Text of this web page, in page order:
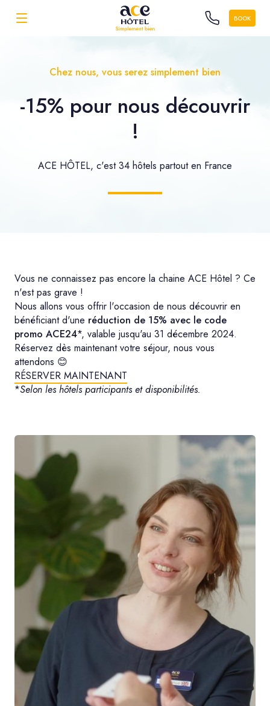
BOOK
Chez nous, vous serez simplement bien
-15% pour nous découvrir
!
ACE HÔTEL, c'est 34 hôtels partout en France
Vous ne connaissez pas encore la chaine ACE Hôtel ? Ce
n'est pas grave !
Nous allons vous offrir l'occasion de nous découvrir en
bénéficiant d'une réduction de 15% avec le code
promo ACE24*, valable jusqu'au 31 décembre 2024.
Réservez dès maintenant votre séjour, nous vous
attendons 😊
RÉSERVER MAINTENANT
*Selon les hôtels participants et disponibilités.